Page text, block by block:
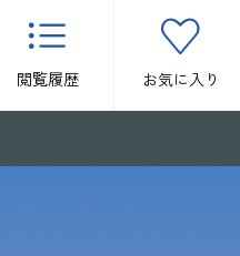
閲覧履歴 お気に入り